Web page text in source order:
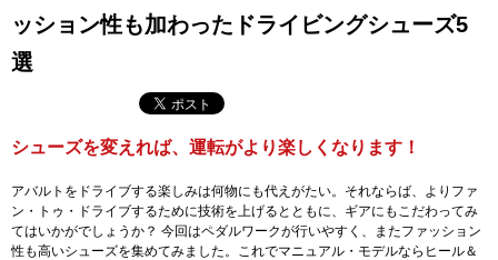
ッション性も加わったドライビングシューズ5
選
シューズを変えれば、運転がより楽しくなります！
アバルトをドライブする楽しみは何物にも代えがたい。それならば、よりファ
ン・トゥ・ドライブするために技術を上げるとともに、ギアにもこだわってみ
てはいかがでしょうか？ 今回はペダルワークが行いやすく、またファッション
性も高いシューズを集めてみました。これでマニュアル・モデルならヒール＆